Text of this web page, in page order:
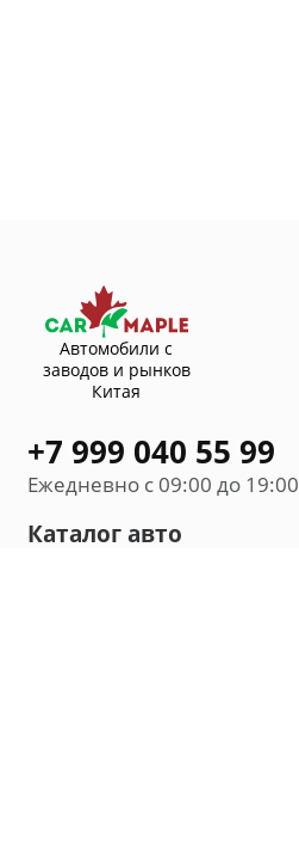
Автомобили с
заводов и рынков
Китая
+7 999 040 55 99
Ежедневно с 09:00 до 19:00
Каталог авто